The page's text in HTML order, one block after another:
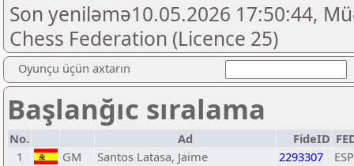
Son yeniləmə10.05.2026 17:50:44,
Chess Federation (Licence 25)
Oyunçu üçün axtarın
Başlanğıc sıralama
No. Ad FideID
1
GM Santos Latasa, Jaime 2293307
ESP